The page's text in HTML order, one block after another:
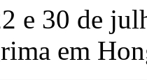
e 30 de
em